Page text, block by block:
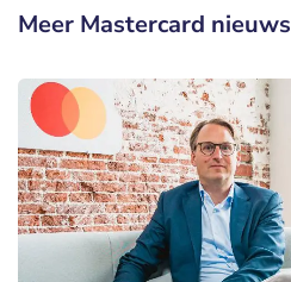
Meer Mastercard nieuws